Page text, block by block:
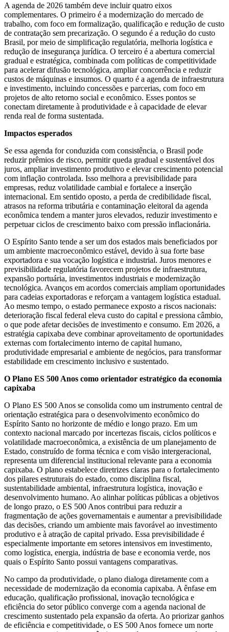
A agenda de 2026 também deve incluir quatro eixos
complementares. O primeiro é a modernização do mercado de
trabalho, com foco em formalização, qualificação e redução de custo
de contratação sem precarização. O segundo é a redução do custo
Brasil, por meio de simplificação regulatória, melhoria logística e
redução de insegurança jurídica. O terceiro é a abertura comercial
gradual e estratégica, combinada com políticas de competitividade
para acelerar difusão tecnológica, ampliar concorrência e reduzir
custos de máquinas e insumos. O quarto é a agenda de infraestrutura
e investimento, incluindo concessões e parcerias, com foco em
projetos de alto retorno social e econômico. Esses pontos se
conectam diretamente à produtividade e à capacidade de elevar
renda real de forma sustentada.
Impactos esperados
Se essa agenda for conduzida com consistência, o Brasil pode
reduzir prêmios de risco, permitir queda gradual e sustentável dos
juros, ampliar investimento produtivo e elevar crescimento potencial
com inflação controlada. Isso melhora a previsibilidade para
empresas, reduz volatilidade cambial e fortalece a inserção
internacional. Em sentido oposto, a perda de credibilidade fiscal,
atrasos na reforma tributária e contaminação eleitoral da agenda
econômica tendem a manter juros elevados, reduzir investimento e
perpetuar ciclos de crescimento baixo com pressão inflacionária.
O Espírito Santo tende a ser um dos estados mais beneficiados por
um ambiente macroeconômico estável, devido à sua forte base
exportadora e sua vocação logística e industrial. Juros menores e
previsibilidade regulatória favorecem projetos de infraestrutura,
expansão portuária, investimentos industriais e modernização
tecnológica. Avanços em acordos comerciais ampliam oportunidades
para cadeias exportadoras e reforçam a vantagem logística estadual.
Ao mesmo tempo, o estado permanece exposto a riscos nacionais:
deterioração fiscal federal eleva custo do capital e pressiona câmbio,
o que pode afetar decisões de investimento e consumo. Em 2026, a
estratégia capixaba deve combinar aproveitamento de oportunidades
externas com fortalecimento interno de capital humano,
produtividade empresarial e ambiente de negócios, para transformar
estabilidade em crescimento inclusivo e sustentado.
O Plano ES 500 Anos como orientador estratégico da economia
capixaba
O Plano ES 500 Anos se consolida como um instrumento central de
orientação estratégica para o desenvolvimento econômico do
Espírito Santo no horizonte de médio e longo prazo. Em um
contexto nacional marcado por incertezas fiscais, ciclos políticos e
volatilidade macroeconômica, a existência de um planejamento de
Estado, construído de forma técnica e com visão intergeracional,
representa um diferencial institucional relevante para a economia
capixaba. O plano estabelece diretrizes claras para o fortalecimento
dos pilares estruturais do estado, como disciplina fiscal,
sustentabilidade ambiental, infraestrutura logística, inovação e
desenvolvimento humano. Ao alinhar políticas públicas a objetivos
de longo prazo, o ES 500 Anos contribui para reduzir a
fragmentação de ações governamentais e aumentar a previsibilidade
das decisões, criando um ambiente mais favorável ao investimento
produtivo e à atração de capital privado. Essa previsibilidade é
especialmente importante em setores intensivos em investimento,
como logística, energia, indústria de base e economia verde, nos
quais o Espírito Santo possui vantagens comparativas.
No campo da produtividade, o plano dialoga diretamente com a
necessidade de modernização da economia capixaba. A ênfase em
educação, qualificação profissional, inovação tecnológica e
eficiência do setor público converge com a agenda nacional de
crescimento sustentado pela expansão da oferta. Ao priorizar ganhos
de eficiência e competitividade, o ES 500 Anos fornece um norte